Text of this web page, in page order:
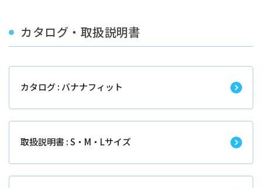
カタログ・取扱説明書
カタログ : バナナフィット
取扱説明書 : S・M・Lサイズ